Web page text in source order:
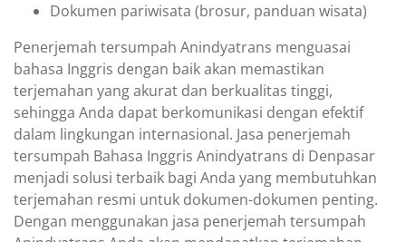
Dokumen pariwisata (brosur, panduan wisata)
Penerjemah tersumpah Anindyatrans menguasai
bahasa Inggris dengan baik akan memastikan
terjemahan yang akurat dan berkualitas tinggi,
sehingga Anda dapat berkomunikasi dengan efektif
dalam lingkungan internasional. Jasa penerjemah
tersumpah Bahasa Inggris Anindyatrans di Denpasar
menjadi solusi terbaik bagi Anda yang membutuhkan
terjemahan resmi untuk dokumen-dokumen penting.
Dengan menggunakan jasa penerjemah tersumpah